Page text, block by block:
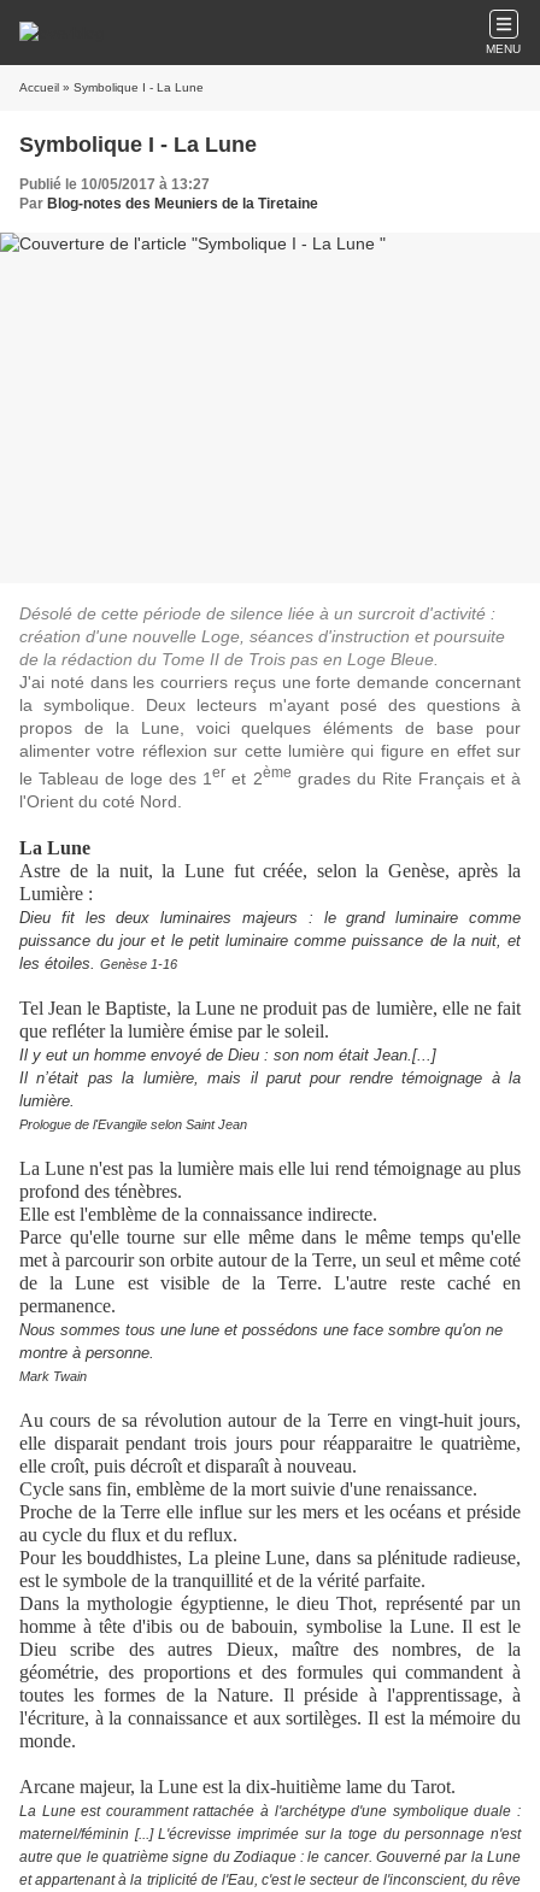
MENU
Accueil » Symbolique I - La Lune
Symbolique I - La Lune
Publié le 10/05/2017 à 13:27
Par Blog-notes des Meuniers de la Tiretaine
Désolé de cette période de silence liée à un surcroit d'activité :
création d'une nouvelle Loge, séances d'instruction et poursuite
de la rédaction du Tome II de Trois pas en Loge Bleue.
J'ai noté dans les courriers reçus une forte demande concernant
la symbolique. Deux lecteurs m'ayant posé des questions à
propos de la Lune, voici quelques éléments de base pour
alimenter votre réflexion sur cette lumière qui figure en effet sur
le Tableau de loge des 1er et 2ème grades du Rite Français et à
l'Orient du coté Nord.
La Lune
Astre de la nuit, la Lune fut créée, selon la Genèse, après la
Lumière :
Dieu fit les deux luminaires majeurs : le grand luminaire comme
puissance du jour et le petit luminaire comme puissance de la nuit, et
les étoiles.
Genèse 1-16
Tel Jean le Baptiste, la Lune ne produit pas de lumière, elle ne fait
que refléter la lumière émise par le soleil.
Il y eut un homme envoyé de Dieu : son nom était Jean.[...]
Il n’était pas la lumière, mais il parut pour rendre témoignage à la
lumière.
Prologue de l'Evangile selon Saint Jean
La Lune n'est pas la lumière mais elle lui rend témoignage au plus
profond des ténèbres.
Elle est l'emblème de la connaissance indirecte.
Parce qu'elle tourne sur elle même dans le même temps qu'elle
met à parcourir son orbite autour de la Terre, un seul et même coté
de la Lune est visible de la Terre. L'autre reste caché en
permanence.
Nous sommes tous une lune et possédons une face sombre qu'on ne
montre à personne.
Mark Twain
Au cours de sa révolution autour de la Terre en vingt-huit jours,
elle disparait pendant trois jours pour réapparaitre le quatrième,
elle croît, puis décroît et disparaît à nouveau.
Cycle sans fin, emblème de la mort suivie d'une renaissance.
Proche de la Terre elle influe sur les mers et les océans et préside
au cycle du flux et du reflux.
Pour les bouddhistes, La pleine Lune, dans sa plénitude radieuse,
est le symbole de la tranquillité et de la vérité parfaite.
Dans la mythologie égyptienne, le dieu Thot, représenté par un
homme à tête d'ibis ou de babouin, symbolise la Lune. Il est le
Dieu scribe des autres Dieux, maître des nombres, de la
géométrie, des proportions et des formules qui commandent à
toutes les formes de la Nature. Il préside à l'apprentissage, à
l'écriture, à la connaissance et aux sortilèges. Il est la mémoire du
monde.
Arcane majeur, la Lune est la dix-huitième lame du Tarot.
La Lune est couramment rattachée à l'archétype d'une symbolique duale :
maternel/féminin [...] L'écrevisse imprimée sur la toge du personnage n'est
autre que le quatrième signe du Zodiaque : le cancer. Gouverné par la Lune
et appartenant à la triplicité de l'Eau, c'est le secteur de l'inconscient, du rêve